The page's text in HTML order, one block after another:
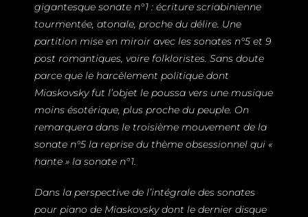
gigantesque sonate n°1 : écriture scriabinienne
tourmentée, atonale, proche du délire. Une
partition mise en miroir avec les sonates n°5 et 9
post romantiques, voire folkloristes. Sans doute
parce que le harcèlement politique dont
Miaskovsky fut l’objet le poussa vers une musique
moins ésotérique, plus proche du peuple. On
remarquera dans le troisième mouvement de la
sonate n°5 la reprise du thème obsessionnel qui «
hante » la sonate n°1.
Dans la perspective de l’intégrale des sonates
pour piano de Miaskovsky dont le dernier disque